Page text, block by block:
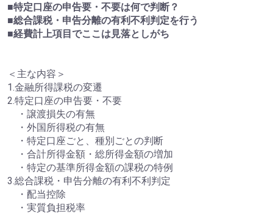
■特定口座の申告要・不要は何で判断？
■総合課税・申告分離の有利不利判定を行う
■経費計上項目でここは見落としがち
＜主な内容＞
1.金融所得課税の変遷
2.特定口座の申告要・不要
・譲渡損失の有無
・外国所得税の有無
・特定口座ごと、種別ごとの判断
・合計所得金額・総所得金額の増加
・特定の基準所得金額の課税の特例
3.総合課税・申告分離の有利不利判定
・配当控除
・実質負担税率